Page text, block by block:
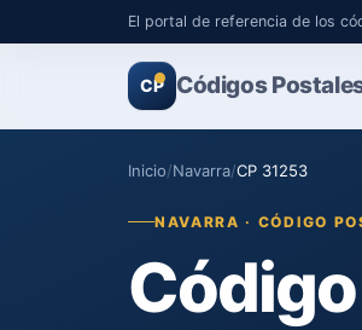
El portal de referencia de los
CP Códigos
Inicio/Navarra/CP 31253
NAVARRA · CÓDIGO